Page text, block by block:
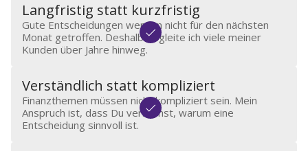
Langfristig statt kurzfristig
Gute Entscheidungen werden nicht für den nächsten
Monat getroffen. Deshalb begleite ich viele meiner
Kunden über Jahre hinweg.
Verständlich statt kompliziert
Finanzthemen müssen nicht kompliziert sein. Mein
Anspruch ist, dass Du verstehst, warum eine
Entscheidung sinnvoll ist.